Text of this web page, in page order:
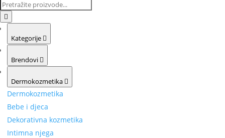
Kategorije
Brendovi
Dermokozmetika
Dermokozmetika
Bebe i djeca
Dekorativna kozmetika
Intimna njega